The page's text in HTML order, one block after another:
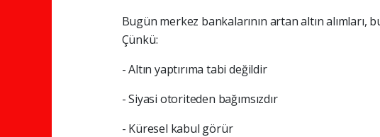
Bugün merkez bankalarının artan altın alımları,
Çünkü:
- Altın yaptırıma tabi değildir
- Siyasi otoriteden bağımsızdır
- Küresel kabul görür